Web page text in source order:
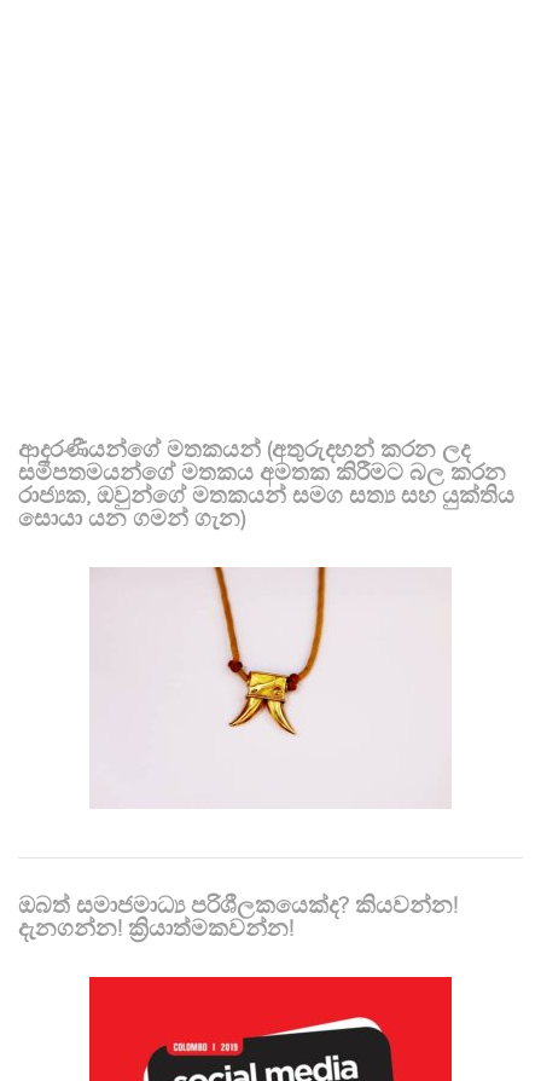
ආදරණීයන්ගේ මතකයන් (අතුරුදහන් කරන ලද
සමීපතමයන්ගේ මතකය අමතක කිරීමට බල කරන
රාජ්‍යක, ඔවුන්ගේ මතකයන් සමග සත්‍ය සහ යුක්තිය
සොයා යන ගමන් ගැන)
ඔබත් සමාජමාධ්‍ය පරිශීලකයෙක්ද? කියවන්න!
දැනගන්න! ක්‍රියාත්මකවන්න!